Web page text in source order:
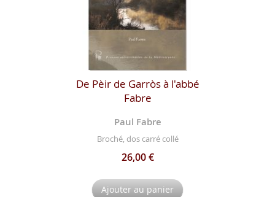
De Pèir de Garròs à l'abbé
Fabre
Paul Fabre
Broché, dos carré collé
26,00 €
Ajouter au panier